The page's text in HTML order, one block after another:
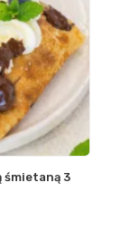
śmietaną 3